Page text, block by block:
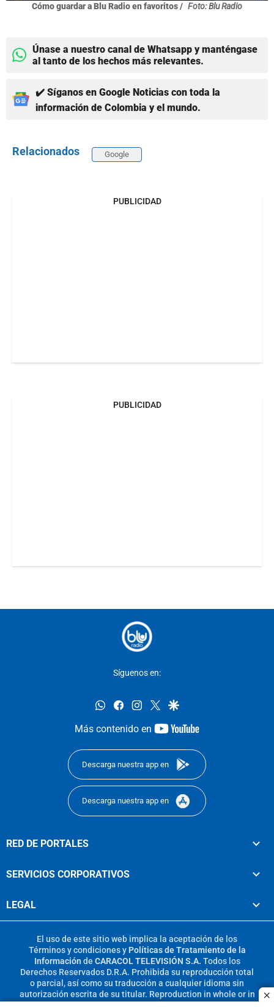
Cómo guardar a Blu Radio en favoritos / Foto: Blu Radio
Únase a nuestro canal de Whatsapp y manténgase
al tanto de los hechos más relevantes.
✔️ Síganos en Google Noticias con toda la
información de Colombia y el mundo.
Relacionados Google
PUBLICIDAD
PUBLICIDAD
Síguenos en:
whatsappfacebookinstagram
twittergoogle
Más contenido en
youtube-
Descarga nuestra app en
Descarga nuestra app en
RED DE PORTALES
SERVICIOS CORPORATIVOS
LEGAL
El uso de este sitio web implica la aceptación de los
Términos y condicionesy Políticas de Tratamiento de la
Información de CARACOL TELEVISIÓN S.A. Todos los
Derechos Reservados D.R.A. Prohibida su reproducción total
o parcial, así como su traducción a cualquier idioma sin
autorización escrita de su titular. Reproduction in whole or in